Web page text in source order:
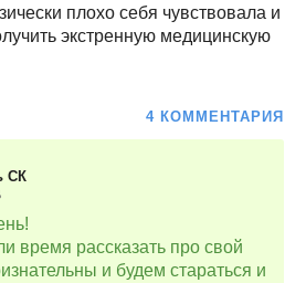
плохо себя чувствовала и
экстренную медицинскую
4 КОММЕНТАРИЯ
СК
время рассказать про свой
и будем стараться и